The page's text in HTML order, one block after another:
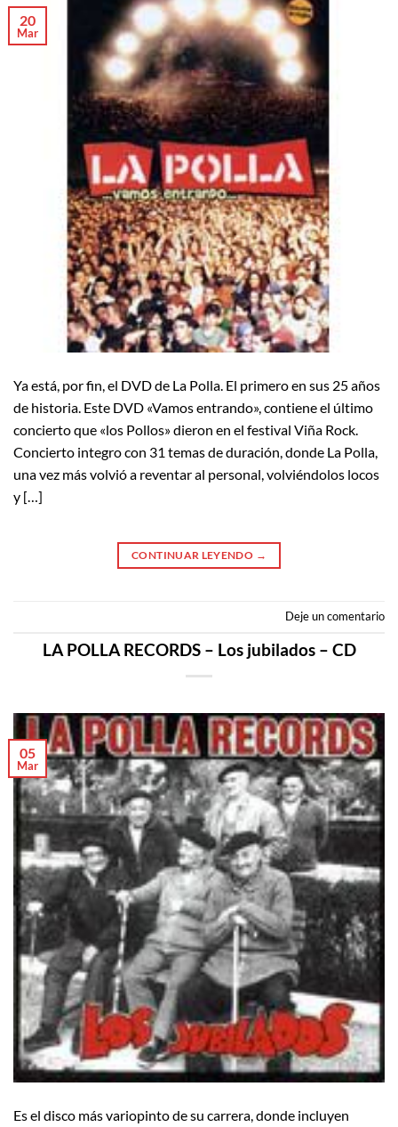
20
Mar
Ya está, por fin, el DVD de La Polla. El primero en sus 25 años
de historia. Este DVD «Vamos entrando», contiene el último
concierto que «los Pollos» dieron en el festival Viña Rock.
Concierto integro con 31 temas de duración, donde La Polla,
una vez más volvió a reventar al personal, volviéndolos locos
y […]
CONTINUAR LEYENDO →
Deje un comentario
LA POLLA RECORDS – Los jubilados – CD
05
Mar
Es el disco más variopinto de su carrera, donde incluyen